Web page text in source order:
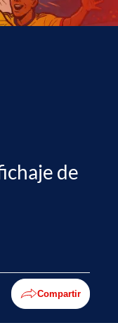
de
Compartir